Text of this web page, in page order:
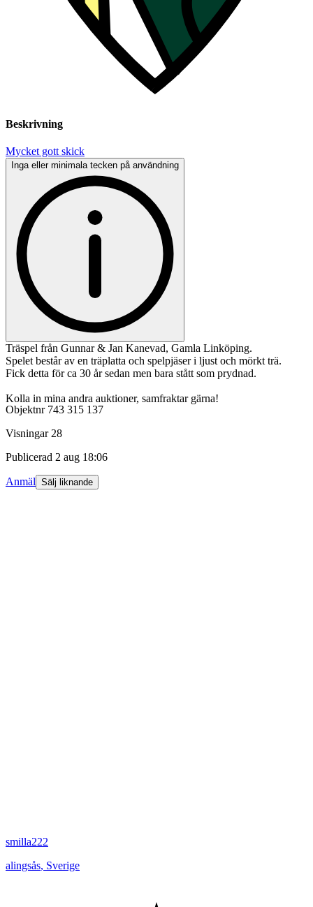
Beskrivning
Mycket gott skick
Inga eller minimala tecken på användning
Träspel från Gunnar & Jan Kanevad, Gamla Linköping.
Spelet består av en träplatta och spelpjäser i ljust och mörkt trä.
Fick detta för ca 30 år sedan men bara stått som prydnad.
Kolla in mina andra auktioner, samfraktar gärna!
Objektnr 743 315 137
Visningar 28
Publicerad 2 aug 18:06
Anmäl Sälj liknande
smilla222
alingsås, Sverige